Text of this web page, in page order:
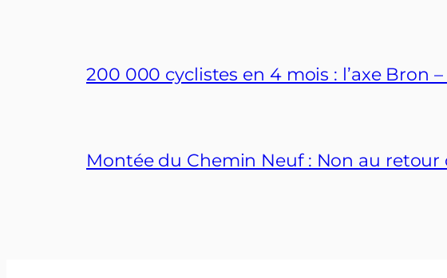
200 000 cyclistes en 4 mois : l’axe Bron
Montée du Chemin Neuf : Non au